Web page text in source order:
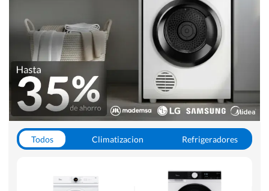
Todos Climatizacion
Refrigeradores
Otros